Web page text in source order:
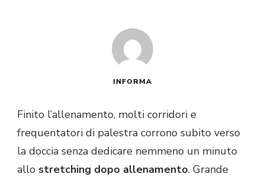
INFORMA
Finito l’allenamento, molti corridori e
frequentatori di palestra corrono subito verso
la doccia senza dedicare nemmeno un minuto
allo stretching dopo allenamento. Grande